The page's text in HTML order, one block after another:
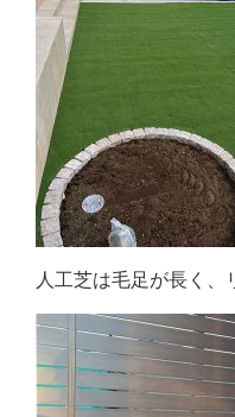
人工芝は毛足が長く、